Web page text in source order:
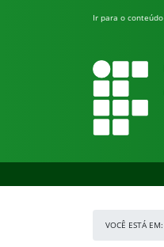
Ir para o conteúdo
VOCÊ ESTÁ EM: